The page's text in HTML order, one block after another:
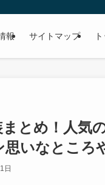
報 サイトマップ
とめ！人気
いなところ
日